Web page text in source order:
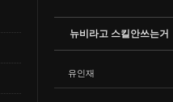
뉴비라고 스킬안쓰는거
유인재